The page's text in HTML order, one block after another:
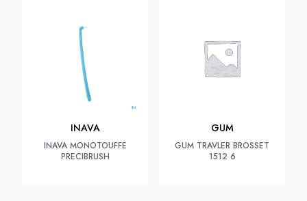
INAVA
INAVA MONOTOUFFE
PRECIBRUSH
GUM
GUM TRAVLER BROSSET
1512 6